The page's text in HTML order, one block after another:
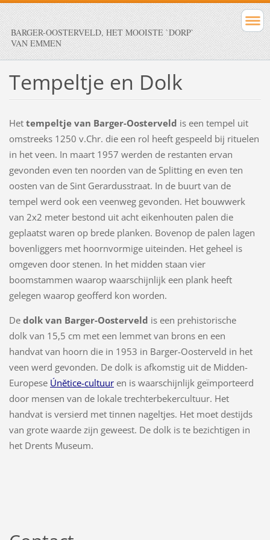
BARGER-OOSTERVELD, HET MOOISTE `DORP`
VAN EMMEN
Tempeltje en Dolk
Het tempeltje van Barger-Oosterveld is een tempel uit
omstreeks 1250 v.Chr. die een rol heeft gespeeld bij rituelen
in het veen. In maart 1957 werden de restanten ervan
gevonden even ten noorden van de Splitting en even ten
oosten van de Sint Gerardusstraat. In de buurt van de
tempel werd ook een veenweg gevonden. Het bouwwerk
van 2x2 meter bestond uit acht eikenhouten palen die
geplaatst waren op brede planken. Bovenop de palen lagen
bovenliggers met hoornvormige uiteinden. Het geheel is
omgeven door stenen. In het midden staan vier
boomstammen waarop waarschijnlijk een plank heeft
gelegen waarop geofferd kon worden.
De dolk van Barger-Oosterveld is een prehistorische
dolk van 15,5 cm met een lemmet van brons en een
handvat van hoorn die in 1953 in Barger-Oosterveld in het
veen werd gevonden. De dolk is afkomstig uit de Midden-
Europese Únětice-cultuuren is waarschijnlijk geïmporteerd
door mensen van de lokale trechterbekercultuur. Het
handvat is versierd met tinnen nageltjes. Het moet destijds
van grote waarde zijn geweest. De dolk is te bezichtigen in
het Drents Museum.